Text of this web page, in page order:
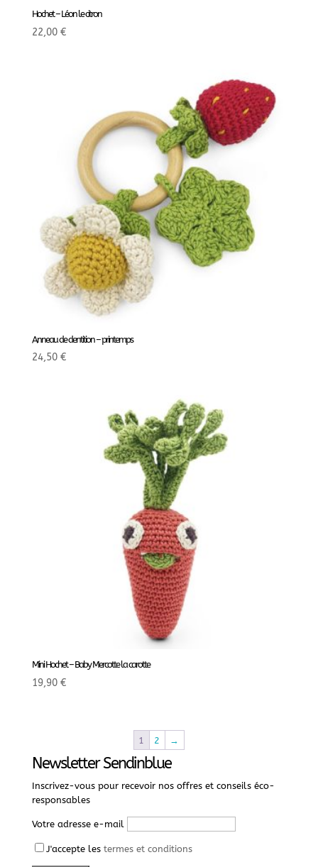
Hochet – Léon le citron
22,00 €
Anneau de dentition – printemps
24,50 €
Mini Hochet – Baby Mercotte la carotte
19,90 €
1 2 →
Newsletter Sendinblue
Inscrivez-vous pour recevoir nos offres et conseils éco-
responsables
Votre adresse e-mail
J'accepte les termes et conditions